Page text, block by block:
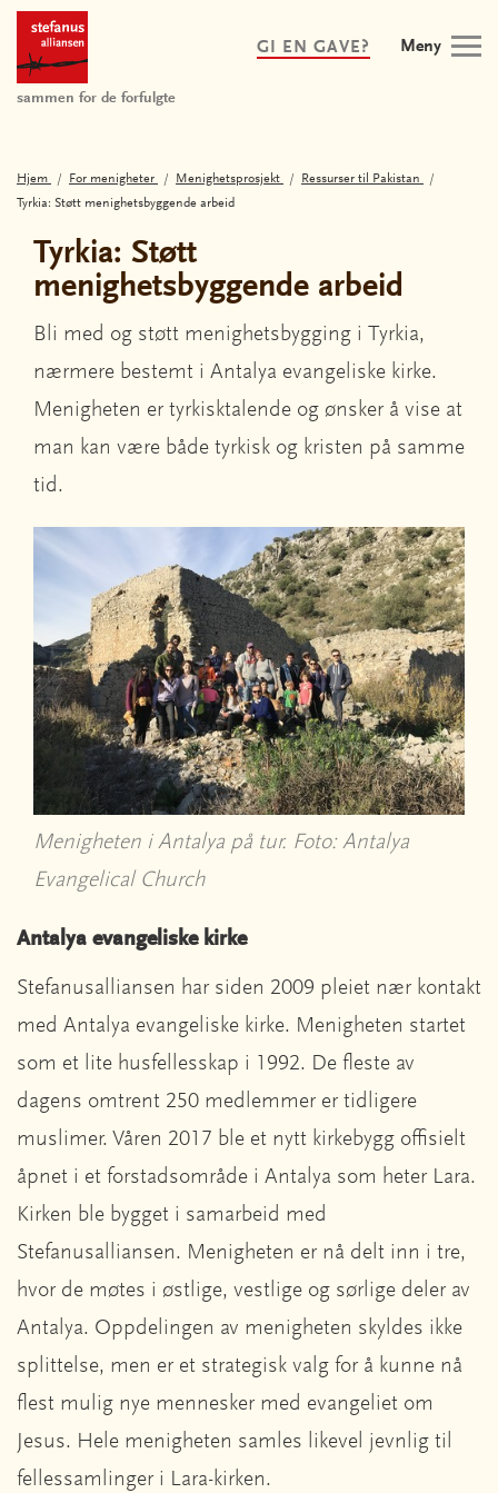
Meny
sammen for de forfulgte
GI EN GAVE?
Hjem For menigheter Menighetsprosjekt
Ressurser til Pakistan
Tyrkia: Støtt menighetsbyggende arbeid
Tyrkia: Støtt
menighetsbyggende arbeid
Bli med og støtt menighetsbygging i Tyrkia,
nærmere bestemt i Antalya evangeliske kirke.
Menigheten er tyrkisktalende og ønsker å vise at
man kan være både tyrkisk og kristen på samme
tid.
Menigheten i Antalya på tur. Foto: Antalya
Evangelical Church
Antalya evangeliske kirke
Stefanusalliansen har siden 2009 pleiet nær kontakt
med Antalya evangeliske kirke. Menigheten startet
som et lite husfellesskap i 1992. De fleste av
dagens omtrent 250 medlemmer er tidligere
muslimer. Våren 2017 ble et nytt kirkebygg offisielt
åpnet i et forstadsområde i Antalya som heter Lara.
Kirken ble bygget i samarbeid med
Stefanusalliansen. Menigheten er nå delt inn i tre,
hvor de møtes i østlige, vestlige og sørlige deler av
Antalya. Oppdelingen av menigheten skyldes ikke
splittelse, men er et strategisk valg for å kunne nå
flest mulig nye mennesker med evangeliet om
Jesus. Hele menigheten samles likevel jevnlig til
fellessamlinger i Lara-kirken.